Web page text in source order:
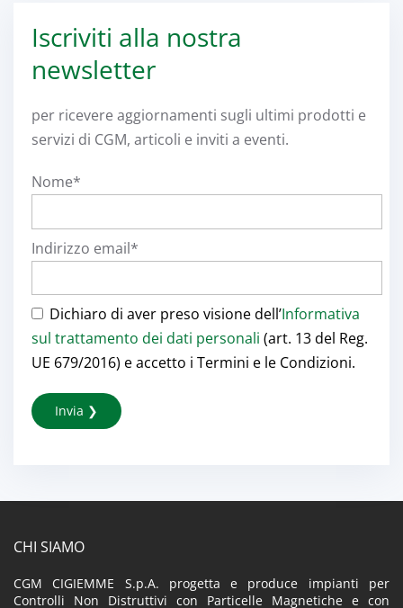
Iscriviti alla nostra
newsletter
per ricevere aggiornamenti sugli ultimi prodotti e
servizi di CGM, articoli e inviti a eventi.
Nome*
Indirizzo email*
Dichiaro di aver preso visione dell’Informativa
sul trattamento dei dati personali (art. 13 del Reg.
UE 679/2016) e accetto i Termini e le Condizioni.
CHI SIAMO
CGM CIGIEMME S.p.A. progetta e produce impianti per
Controlli Non Distruttivi con Particelle Magnetiche e con